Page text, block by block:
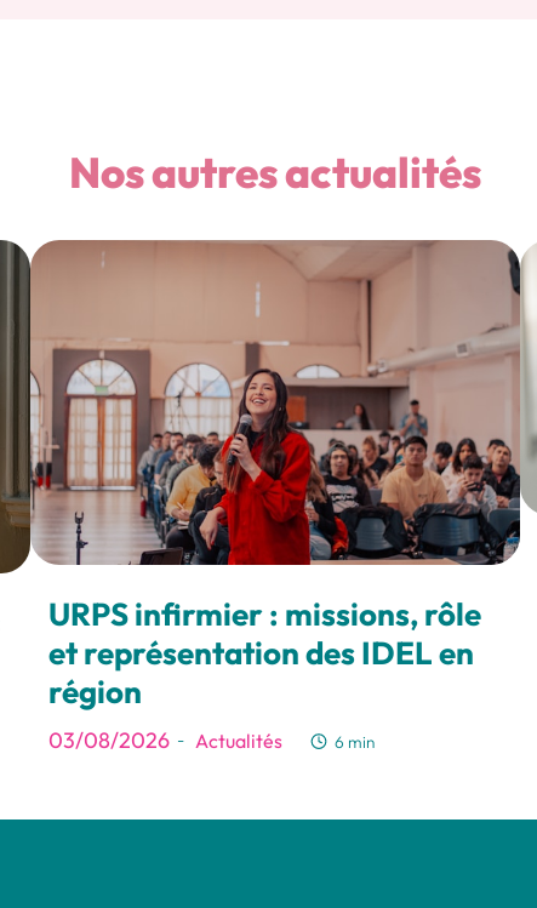
Nos autres actualités
URPS infirmier : missions, rôle
et représentation des IDEL en
région
03/08/2026 - Actualités 6 min